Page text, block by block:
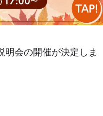
明会の開催が決定しま